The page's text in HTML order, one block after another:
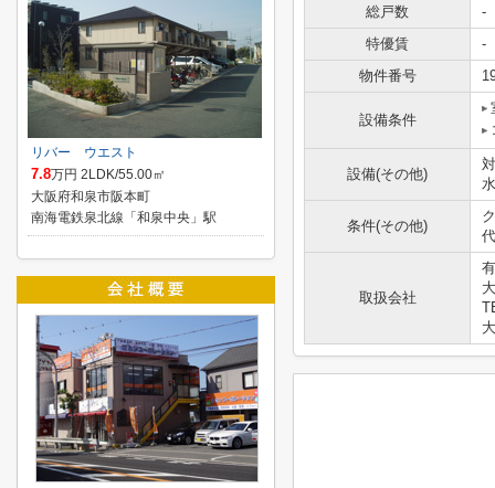
総戸数
-
特優賃
-
物件番号
設備条件
設備(その他)
条件(その他)
取扱会社
リバー ウエスト
7.8万円 2LDK/55.00㎡
大阪府和泉市阪本町
南海電鉄泉北線「和泉中央」駅